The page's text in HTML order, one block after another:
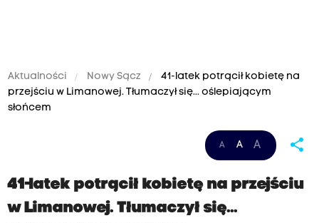
Aktualności Nowy Sącz
41-latek potrącił kobietę na
przejściu w Limanowej. Tłumaczył się... oślepiającym
słońcem
A A A share
41-latek potrącił kobietę na przejściu
w Limanowej. Tłumaczył się...